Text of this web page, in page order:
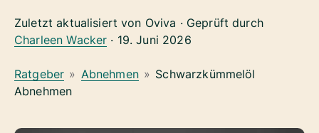
Zuletzt aktualisiert von Oviva · Geprüft durch
Charleen Wacker · 19. Juni 2026
Ratgeber » Abnehmen » Schwarzkümmelöl
Abnehmen